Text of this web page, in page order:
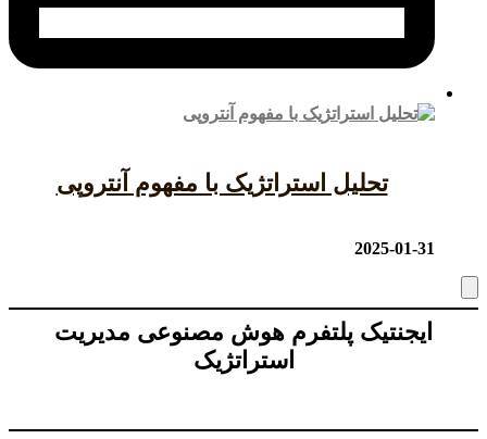
تحلیل استراتژیک با مفهوم آنتروپی
2025-01-31
ایجنتیک پلتفرم هوش مصنوعی مدیریت
استراتژیک